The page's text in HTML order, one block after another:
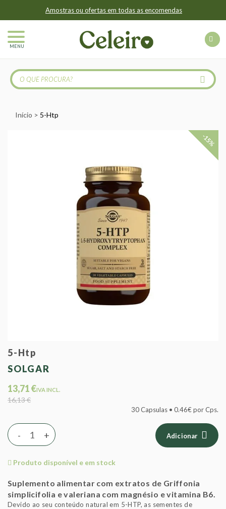
Amostras ou ofertas em todas as encomendas
MENU
Início 5-Htp
-15%
5-Htp
SOLGAR
13,71 €IVA INCL.
16,13 €
30 Capsulas • 0.46€ por Cps.
+
- Adicionar
Produto disponível e em stock
Suplemento alimentar com extratos de Griffonia
simplicifolia e valeriana com magnésio e vitamina B6.
Devido ao seu conteúdo natural em 5-HTP, as sementes de